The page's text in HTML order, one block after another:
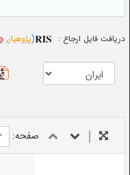
دریافت فایل ارجاع : (پژوهیار,
صفحه: